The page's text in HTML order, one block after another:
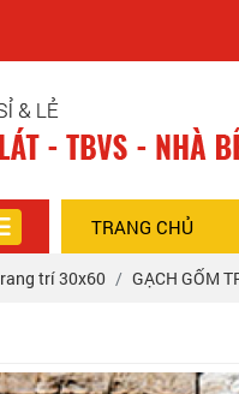
TRANG CHỦ
trí 30x60 GẠCH GỐM